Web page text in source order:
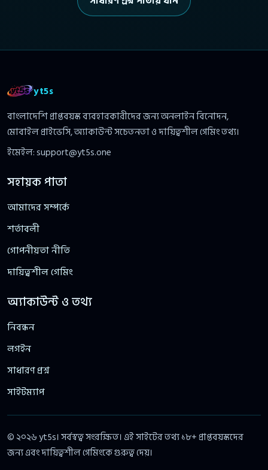
yt5s
বাংলাদেশি প্রাপ্তবয়স্ক ব্যবহারকারীদের জন্য অনলাইন বিনোদন,
মোবাইল প্রাইভেসি, অ্যাকাউন্ট সচেতনতা ও দায়িত্বশীল গেমিং তথ্য।
ইমেইল:support@yt5s.one
সহায়ক পাতা
আমাদের সম্পর্কে
শর্তাবলী
গোপনীয়তা নীতি
দায়িত্বশীল গেমিং
অ্যাকাউন্ট ও তথ্য
নিবন্ধন
লগইন
সাধারণ প্রশ্ন
সাইটম্যাপ
© ২০২৬ yt5s। সর্বস্বত্ব সংরক্ষিত। এই সাইটের তথ্য ১৮+ প্রাপ্তবয়স্কদের
জন্য এবং দায়িত্বশীল গেমিংকে গুরুত্ব দেয়।